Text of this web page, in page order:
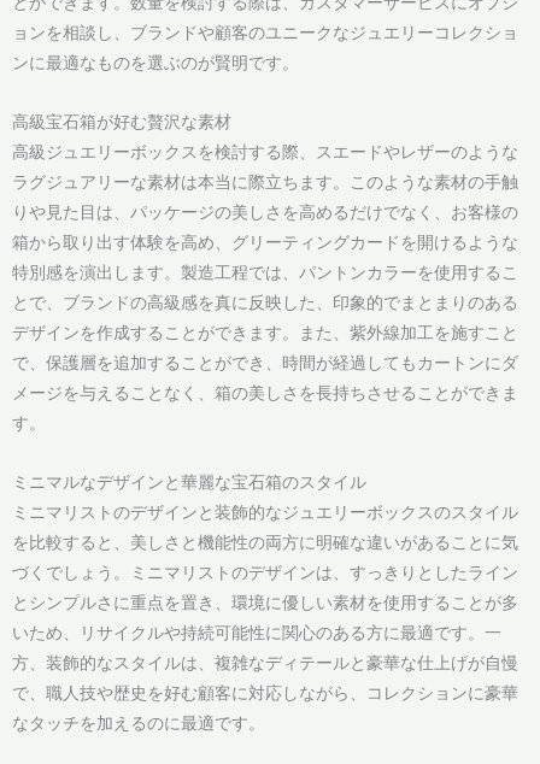
ョンを相談し、ブランドや顧客のユニークなジュエリーコレクショ
ンに最適なものを選ぶのが賢明です。
高級宝石箱が好む贅沢な素材
高級ジュエリーボックスを検討する際、スエードやレザーのような
ラグジュアリーな素材は本当に際立ちます。このような素材の手触
りや見た目は、パッケージの美しさを高めるだけでなく、お客様の
箱から取り出す体験を高め、グリーティングカードを開けるような
特別感を演出します。製造工程では、パントンカラーを使用するこ
とで、ブランドの高級感を真に反映した、印象的でまとまりのある
デザインを作成することができます。また、紫外線加工を施すこと
で、保護層を追加することができ、時間が経過してもカートンにダ
メージを与えることなく、箱の美しさを長持ちさせることができま
す。
ミニマルなデザインと華麗な宝石箱のスタイル
ミニマリストのデザインと装飾的なジュエリーボックスのスタイル
を比較すると、美しさと機能性の両方に明確な違いがあることに気
づくでしょう。ミニマリストのデザインは、すっきりとしたライン
とシンプルさに重点を置き、環境に優しい素材を使用することが多
いため、リサイクルや持続可能性に関心のある方に最適です。一
方、装飾的なスタイルは、複雑なディテールと豪華な仕上げが自慢
で、職人技や歴史を好む顧客に対応しながら、コレクションに豪華
なタッチを加えるのに最適です。